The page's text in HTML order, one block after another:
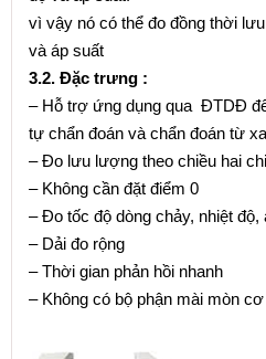
vì vậy nó có thể đo đồng thời
và áp suất
3.2. Đặc trưng :
– Hỗ trợ ứng dụng qua ĐTDĐ
tự chẩn đoán và chẩn đoán từ
– Đo lưu lượng theo chiều hai
– Không cần đặt điểm 0
– Đo tốc độ dòng chảy, nhiệt
– Dải đo rộng
– Thời gian phản hồi nhanh
– Không có bộ phận mài mòn